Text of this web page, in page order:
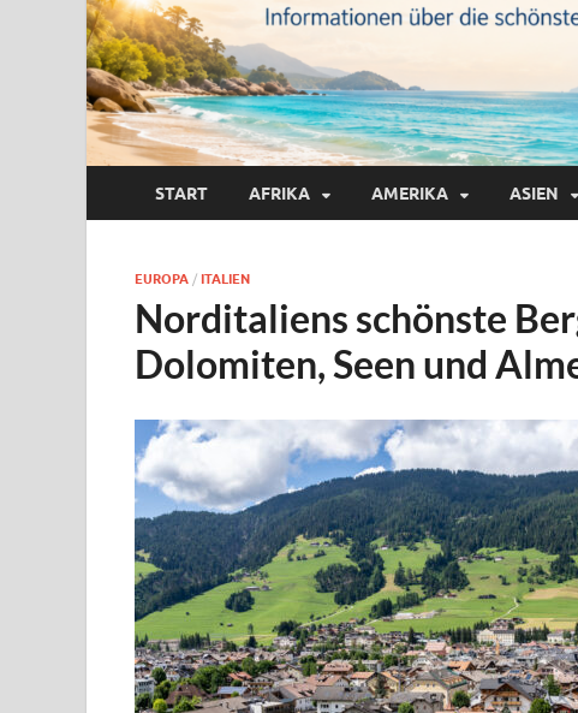
START AFRIKA AMERIKA ASIEN
EUROPA / ITALIEN
Norditaliens schönste
Dolomiten, Seen und